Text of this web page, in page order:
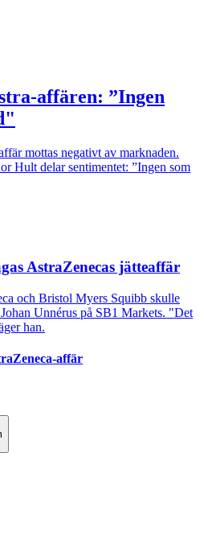
affären: ”Ingen
mottas negativt av marknaden.
Hult delar sentimentet: ”Ingen som
AstraZenecas jätteaffär
och Bristol Myers Squibb skulle
Unnérus på SB1 Markets. "Det
han.
affär